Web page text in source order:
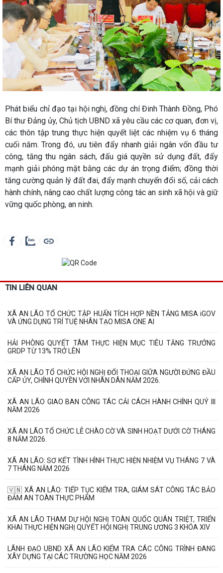
Phát biểu chỉ đạo tại hội nghị, đồng chí Đinh Thành Đồng, Phó
Bí thư Đảng ủy, Chủ tịch UBND xã yêu cầu các cơ quan, đơn vị,
các thôn tập trung thực hiện quyết liệt các nhiệm vụ 6 tháng
cuối năm. Trong đó, ưu tiên đẩy nhanh giải ngân vốn đầu tư
công, tăng thu ngân sách, đấu giá quyền sử dụng đất, đẩy
mạnh giải phóng mặt bằng các dự án trọng điểm; đồng thời
tăng cường quản lý đất đai, đẩy mạnh chuyển đổi số, cải cách
hành chính, nâng cao chất lượng công tác an sinh xã hội và giữ
vững quốc phòng, an ninh.
TIN LIÊN QUAN
XÃ AN LÃO TỔ CHỨC TẬP HUẤN TÍCH HỢP NỀN TẢNG MISA iGOV
VÀ ỨNG DỤNG TRÍ TUỆ NHÂN TẠO MISA ONE AI
HẢI PHÒNG QUYẾT TÂM THỰC HIỆN MỤC TIÊU TĂNG TRƯỞNG
GRDP TỪ 13% TRỞ LÊN
XÃ AN LÃO TỔ CHỨC HỘI NGHỊ ĐỐI THOẠI GIỮA NGƯỜI ĐỨNG ĐẦU
CẤP ỦY, CHÍNH QUYỀN VỚI NHÂN DÂN NĂM 2026.
XÃ AN LÃO GIAO BAN CÔNG TÁC CẢI CÁCH HÀNH CHÍNH QUÝ III
NĂM 2026
XÃ AN LÃO TỔ CHỨC LỄ CHÀO CỜ VÀ SINH HOẠT DƯỚI CỜ THÁNG
8 NĂM 2026.
XÃ AN LÃO: SƠ KẾT TÌNH HÌNH THỰC HIỆN NHIỆM VỤ THÁNG 7 VÀ
7 THÁNG NĂM 2026
🇻🇳 XÃ AN LÃO: TIẾP TỤC KIỂM TRA, GIÁM SÁT CÔNG TÁC BẢO
ĐẢM AN TOÀN THỰC PHẨM
XÃ AN LÃO THAM DỰ HỘI NGHỊ TOÀN QUỐC QUÁN TRIỆT, TRIỂN
KHAI THỰC HIỆN NGHỊ QUYẾT HỘI NGHỊ TRUNG ƯƠNG 3 KHÓA XIV
LÃNH ĐẠO UBND XÃ AN LÃO KIỂM TRA CÁC CÔNG TRÌNH ĐANG
XÂY DỰNG TẠI CÁC TRƯỜNG HỌC NĂM 2026